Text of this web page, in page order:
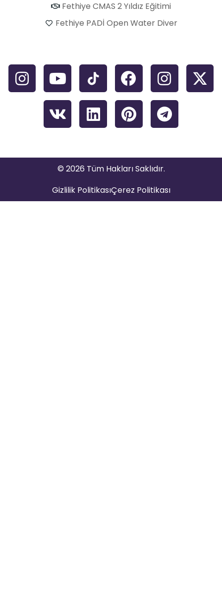
Fethiye CMAS 2 Yıldız Eğitimi
Fethiye PADİ Open Water Diver
© 2026 Tüm Hakları Saklıdır.
Gizlilik PolitikasıÇerez Politikası